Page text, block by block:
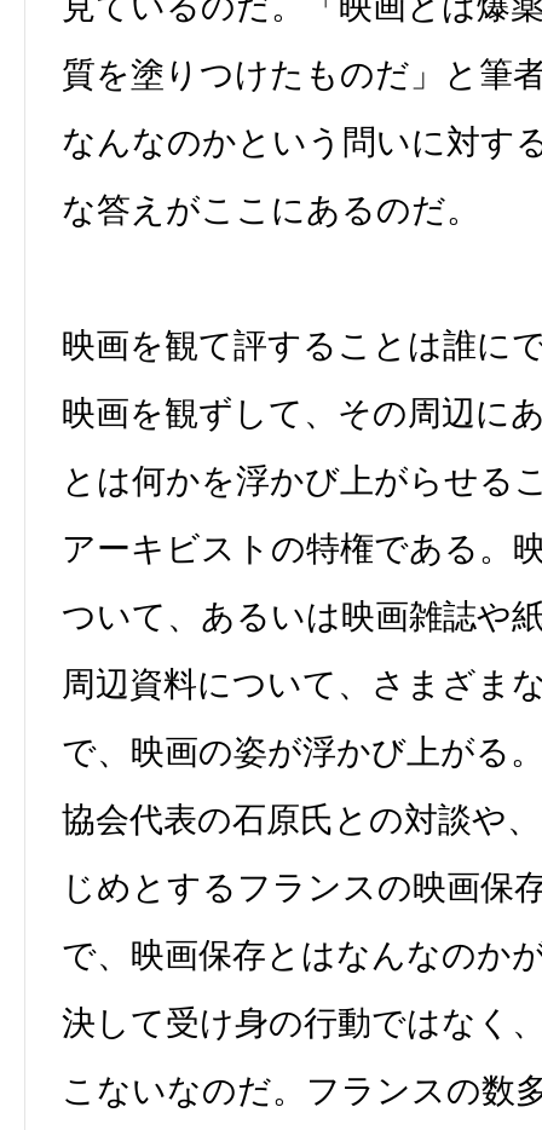
質を塗りつけたものだ」と筆
なんなのかという問いに対す
な答えがここにあるのだ。
映画を観て評することは誰に
映画を観ずして、その周辺に
とは何かを浮かび上がらせる
アーキビストの特権である。
ついて、あるいは映画雑誌や
周辺資料について、さまざま
で、映画の姿が浮かび上がる
協会代表の石原氏との対談や
じめとするフランスの映画保
で、映画保存とはなんなのか
決して受け身の行動ではなく
こないなのだ。フランスの数